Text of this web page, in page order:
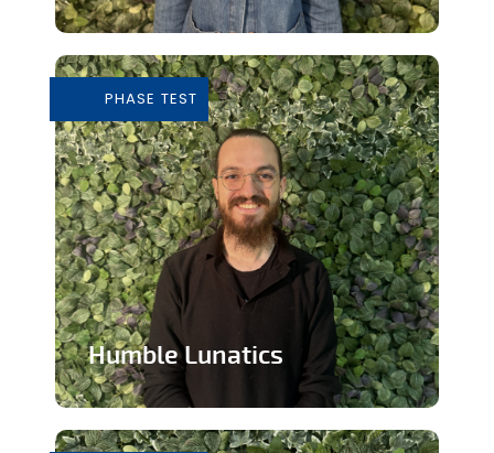
les personnes touchant des...
En savoir plus
PHASE TEST
Humble Lunatics
éthique